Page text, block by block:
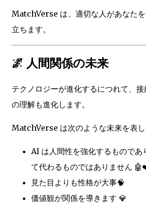
MatchVerse は、適切な人があなた
立ちます。
🌌 人間関係の未来
テクノロジーが進化するにつれて、
の理解も進化します。
MatchVerse は次のような未来を表し
AI は人間性を強化するものであ
て代わるものではありません
見た目よりも性格が大事🧠
価値観が関係を導きます 💎